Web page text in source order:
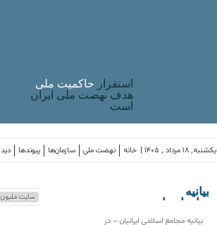
استقرار حاکميت ملی
هدف نهضت ملی ایران
است
پیوندها سازمان‌ها نهضت ملی خانه یکشنبه, ۱۸ مرداد , ۱۴۰۵ |
سایت ملیون
بیانیه
سازمان‌های
بیانیه مجامع اسلامی ایرانیان – در